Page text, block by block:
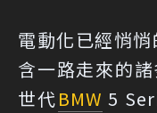
電動化已經悄
含一路走來的
世代BMW 5